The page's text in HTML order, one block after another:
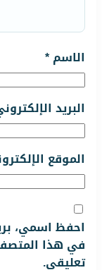
الاسم*
البريد الإلكتروني*
الموقع الإلكتروني
احفظ اسمي،
في هذا المتصفح
تعليقي.